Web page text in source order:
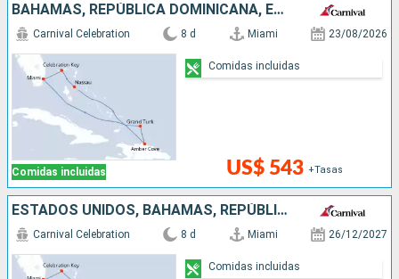
BAHAMAS, REPÚBLICA DOMINICANA, ESTADOS UNIDOS
Comidas incluidas
Carnival Celebration 8 d Miami 23/08/2026
US$ 543 +Tasas
Comidas incluidas
ESTADOS UNIDOS, BAHAMAS, REPÚBLICA DOMINICANA
Carnival Celebration 8 d Miami 26/12/2027
Comidas incluidas